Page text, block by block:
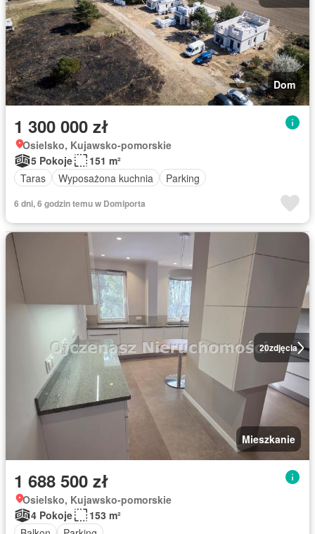
Dom
1 300 000 zł
Osielsko, Kujawsko-pomorskie
5 Pokoje
151 m²
Taras
Wyposażona kuchnia Parking
6 dni, 6 godzin temu w Domiporta
20zdjęcia
Mieszkanie
1 688 500 zł
Osielsko, Kujawsko-pomorskie
4 Pokoje
153 m²